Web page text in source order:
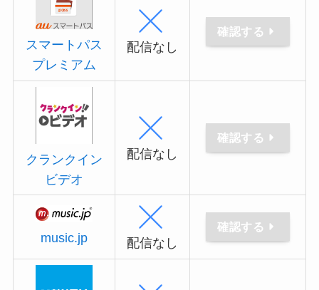
スマートパス
プレミアム
配信なし
確認する
クランクイン
ビデオ
配信なし
確認する
music.jp 配信なし
確認する